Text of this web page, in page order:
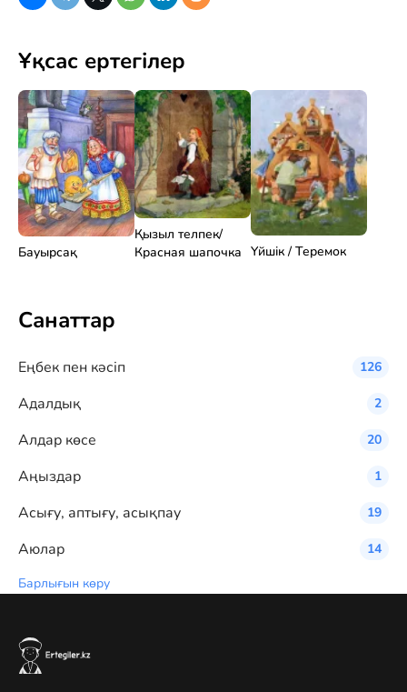
Ұқсас ертегілер
Бауырсақ
Қызыл телпек/
Красная шапочка Үйшік / Теремок
Санаттар
Eңбек пен кәсіп 126
Адалдық 2
Алдар көсе 20
Аңыздар 1
Асығу, аптығу, асықпау 19
Аюлар
14
Барлығын көру